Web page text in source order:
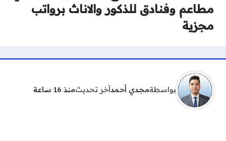
مطاعم وفنادق للذكور والاناث برواتب
مجزية
بواسطةمجدي أحمدآخر تحديثمنذ 16 ساعة